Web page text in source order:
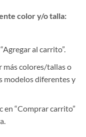
color y/o talla:
al carrito”.
más colores/tallas o
modelos diferentes y
en “Comprar carrito”